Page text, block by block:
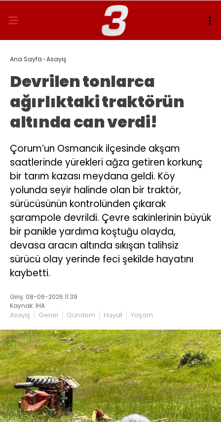
Ana Sayfa ›Asayiş
Devrilen tonlarca
ağırlıktaki traktörün
altında can verdi!
Çorum’un Osmancık ilçesinde akşam
saatlerinde yürekleri ağza getiren korkunç
bir tarım kazası meydana geldi. Köy
yolunda seyir halinde olan bir traktör,
sürücüsünün kontrolünden çıkarak
şarampole devrildi. Çevre sakinlerinin büyük
bir panikle yardıma koştuğu olayda,
devasa aracın altında sıkışan talihsiz
sürücü olay yerinde feci şekilde hayatını
kaybetti.
Giriş: 08-06-2026 11:39
Kaynak: İHA
Asayiş Genel Gündem Hayat Yaşam